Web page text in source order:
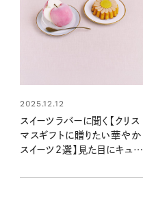
2025.12.12
スイーツラバーに聞く【クリス
マスギフトに贈りたい華やか
スイーツ2選】見た目にキュン